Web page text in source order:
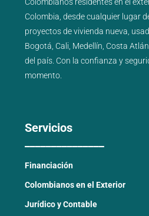
Colombia, desde cualquier lugar
proyectos devivienda nueva
Bogotá Cali Medellín Costa
del país . Con la confianza y
momento.
Servicios
Financiación
Colombianos en el Exterior
Jurídico y Contable